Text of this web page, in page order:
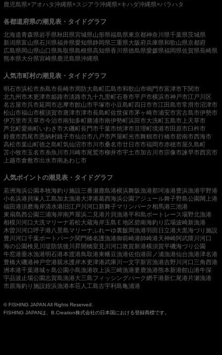
鹿児島県×アオハタ沖縄県×スジアラ沖縄県×キハダ沖縄県×バラハタ
各都道府県の潮見表・タイドグラフ
北海道青森県岩手県秋田県宮城県山形県福島県東京都神奈川県千葉県茨城県
新潟県富山県石川県福井県愛知県静岡県三重県大阪府兵庫県和歌山県京都府
広島県岡山県山口県鳥取県島根県高知県香川県徳島県愛媛県福岡県佐賀県長崎県
熊本県大分県宮崎県 鹿児島県沖縄県
人気市町村の潮見表・タイドグラフ
明石市浜松市糸島市長崎市周防大島町広島市和歌山市鳴門市富津市下関市
北九州市木更津市姫路市淡路市九十九里町石巻市平戸市横浜市神戸市江戸川区
名古屋市呉市延岡市志摩市館山市平塚市小豆島町四日市市江田島市常滑市沼津市
松山市福山市横須賀市唐津市津市長島町佐世保市茅ヶ崎市浦安市宮古島市伊勢市
伊万里市天草市今治市南知多町勝浦市南伊勢町浜田市大洗町五島市 上天草市
芦北町愛南町いわき市大磯町長門市千葉市焼津市亘理町境港市田原市臼杵市
鈴鹿市西尾市恩納村銚子市仙台市八戸市芦屋町光市舞鶴市行橋市碧南市西海市
高松市葉山町徳之島町気仙沼市市川市桑名市廿日市市福岡市赤穂市屋久島町
苫小牧市玉名市糸魚川市 川崎市尾鷲市柳井市宇土市加古川市宗像市諫早市西宮市
上越市倉敷市出水市南あわじ市
人気ポイントの潮見表・タイドグラフ
若洲海浜公園本牧海釣り施設三番瀬 鹿島港横浜舞阪漁港那珂湊港豊浜漁港宇野港
小名浜港 貝塚人工島加太漁港大津港葛西海浜公園アジュール舞子野島公園閖上港
福田港須磨海岸清水港 旧江戸川河口 新舞子マリンパーク相馬港三池港
東扇島西公園三浦海岸南芦屋浜二見港 片貝漁港平和島ボートレース場野北漁港
相模川河口 大洗マリーナ若松大蔵海岸玉島Ｅ地区碧南海釣り広場波崎新漁港
木曽川河口呼子港 八景島マリーナふれーゆ裏飯岡漁港羽田 日立港大黒海づり施設
豊川河口千葉ポートパーク関門橋名護漁港御前崎港師崎港天神崎阿武隈川河口
海の公園検見川堤防筑後川昇開橋室見川河口敦賀新港横須賀平磯海づり公園
牛窓港垂水漁港明石港本渡港鳥取港東幡豆漁港佐伯港田ノ浦漁港仙台漁港津名港
豊橋大磯港神戸空港親水護岸木更津港武庫川一文字新宮漁港吉野川河口 三角西港
洲本港千葉港城ヶ島公園小島漁港吹上浜三崎漁港妻鹿漁港熊本新港館山港牛深
宇品波止場公園志賀島漁港大三島フィッシングパーク網干港新仁尾港 片瀬漁港
市原海釣り施設姪浜漁港本荘人工島古宇利島亀浦港
© FISHING JAPAN All Rights Reserved.
FISHING JAPANは、B.Creation株式会社の日本国における登録商標です。